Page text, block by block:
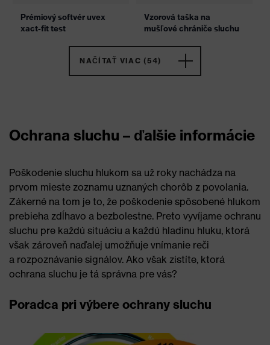
Prémiový softvér uvex
xact-fit test
Vzorová taška na
mušľové chrániče sluchu
NAČÍTAŤ VIAC (54)
Ochrana sluchu – ďalšie informácie
Poškodenie sluchu hlukom sa už roky nachádza na
prvom mieste zoznamu uznaných chorôb z povolania.
Zákerné na tom je to, že poškodenie spôsobené hlukom
prebieha zdĺhavo a bezbolestne. Preto vyvíjame ochranu
sluchu pre každú situáciu a každú hladinu hluku, ktorá
však zároveň naďalej umožňuje vnímanie reči
a rozpoznávanie signálov. Ako však zistíte, ktorá
ochrana sluchu je tá správna pre vás?
Poradca pri výbere ochrany sluchu